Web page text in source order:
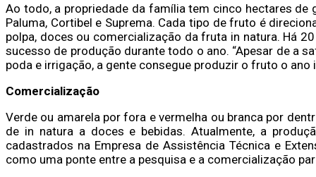
Ao todo, a propriedade da família tem cinco hectares de
Paluma, Cortibel e Suprema. Cada tipo de fruto é
polpa, doces ou comercialização da fruta in natura. Há
sucesso de produção durante todo o ano. “Apesar de a
poda e irrigação, a gente consegue produzir o fruto o ano
Comercialização
Verde ou amarela por fora e vermelha ou branca por
de in natura a doces e bebidas. Atualmente, a
cadastrados na Empresa de Assistência Técnica e
como uma ponte entre a pesquisa e a comercialização